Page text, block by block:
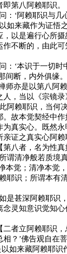
第八阿赖耶识。
‘阿赖耶识与几
如来藏作为证悟
以是遍行心所
不断的，由此
‘本识于一切时
断，内外俱缘。
师亦是以第八阿
，当以《宗镜
赖耶识，当何决
故本觉契经中
真实心。既然
证之真实心阿
者，名为性真
谓清净般若质境
本觉；清净本觉
耶识；所谓本有
甚深阿赖耶识，
灵知意识觉知
立阿赖耶识，
？’佛告观自在
如来藏阿赖耶